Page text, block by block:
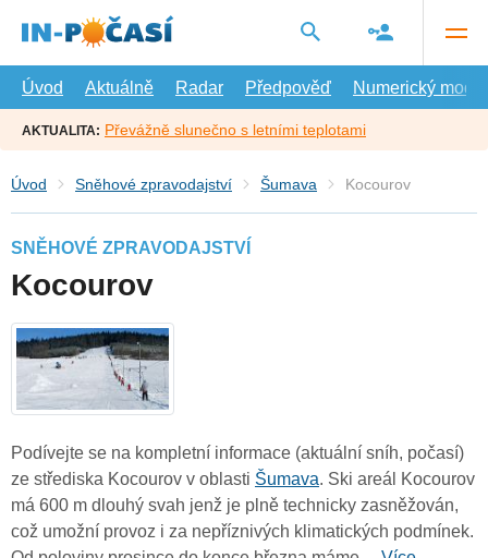
hlavní
Úvod
Aktuálně Radar Předpověď Numerický model
AKTUALITA: Převážně slunečno s letními teplotami
Úvod Sněhové zpravodajství Šumava Kocourov
SNĚHOVÉ ZPRAVODAJSTVÍ
Kocourov
Podívejte se na kompletní informace (aktuální sníh, počasí)
ze střediska Kocourov v oblasti Šumava. Ski areál Kocourov
má 600 m dlouhý svah jenž je plně technicky zasněžován,
což umožní provoz i za nepříznivých klimatických podmínek.